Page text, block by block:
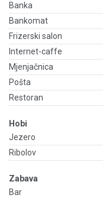
Banka
Bankomat
Frizerski salon
Internet-caffe
Mjenjačnica
Pošta
Restoran
Hobi
Jezero
Ribolov
Zabava
Bar